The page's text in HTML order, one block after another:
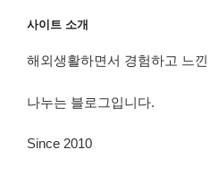
사이트 소개
해외생활하면서 경험하고 느
나누는 블로그입니다.
Since 2010